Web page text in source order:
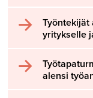
Työntekijät
yritykselle
alensi